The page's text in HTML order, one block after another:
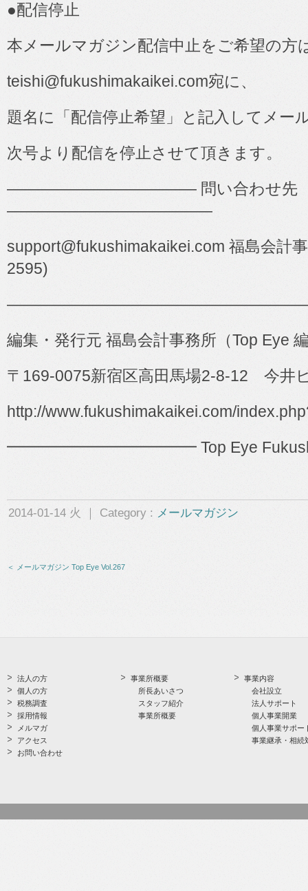
●配信停止
本メールマガジン配信中止をご希望の方
teishi@fukushimakaikei.com宛に、
題名に「配信停止希望」と記入してメー
次号より配信を停止させて頂きます。
―――――――――――― 問い合わせ先
―――――――――――――
support@fukushimakaikei.com 福島会計
2595)
編集・発行元 福島会計事務所（Top Eye
〒 169-0075新宿区高田馬場2-8-12 今井
http://www.fukushimakaikei.com/
━━━━━━━━━━━━ Top Eye
2014-01-14 火 ｜ Category : メールマガジン
＜ メールマガジン Top Eye Vol.267
法人の方
個人の方
税務調査
採用情報
メルマガ
アクセス
お問い合わせ
事業所概要
所長あいさつ
スタッフ紹介
事業所概要
事業内容
会社設立
法人サポート
個人事業開業
個人事業サポー
事業継承・相続